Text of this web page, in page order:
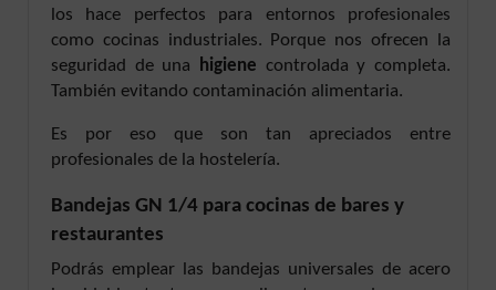
los hace perfectos para entornos profesionales
como cocinas industriales. Porque nos ofrecen la
seguridad de una
higiene controlada y completa.
También evitando contaminación alimentaria.
Es por eso que son tan apreciados entre
profesionales de la hostelería.
Bandejas GN 1/4 para cocinas de bares y
restaurantes
Podrás emplear las bandejas universales de acero